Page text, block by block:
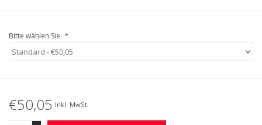
Bitte wählen Sie: *
€50,05 Inkl. MwSt.